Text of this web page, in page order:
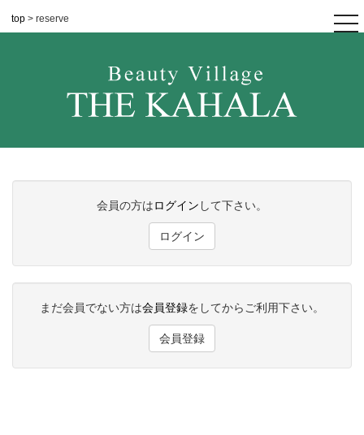
top > reserve
会員の方はログイン して下さい。
ログイン
まだ会員でない方は会員登録をしてからご利用下さい。
会員登録